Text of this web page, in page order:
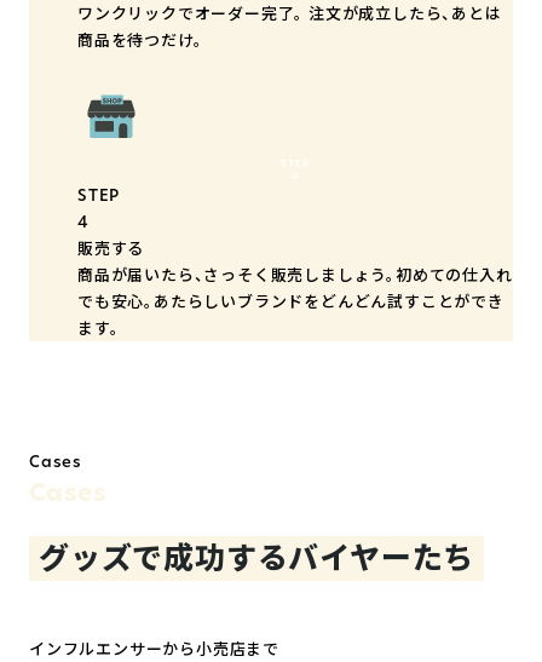
ワンクリックでオーダー完了。 注文が成立したら、あとは
商品を待つだけ。
STEP
4
STEP
4
販売する
商品が届いたら、さっそく販売しましょう。初めての仕入れ
でも安心。あたらしいブランドをどんどん試すことができ
ます。
Cases
Cases
グッズで成功するバイヤーたち
インフルエンサーから小売店まで